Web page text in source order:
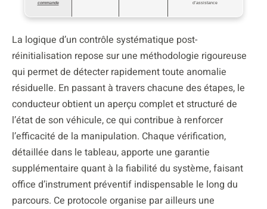
commande d’assistance
La logique d’un contrôle systématique post-
réinitialisation repose sur une méthodologie rigoureuse
qui permet de détecter rapidement toute anomalie
résiduelle. En passant à travers chacune des étapes, le
conducteur obtient un aperçu complet et structuré de
l’état de son véhicule, ce qui contribue à renforcer
l’efficacité de la manipulation. Chaque vérification,
détaillée dans le tableau, apporte une garantie
supplémentaire quant à la fiabilité du système, faisant
office d’instrument préventif indispensable le long du
parcours. Ce protocole organise par ailleurs une